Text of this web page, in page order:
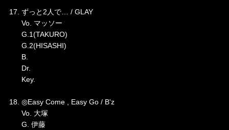
17. ずっと2人で… / GLAY
Vo. マッソー
G.1(TAKURO)
G.2(HISASHI)
B.
Dr.
Key.
18. ◎Easy Come , Easy Go / B'z
Vo. 大塚
G. 伊藤